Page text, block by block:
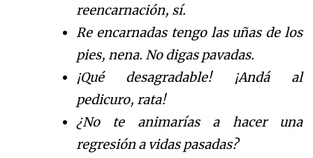
reencarnación, sí.
Re encarnadas tengo las uñas de los
pies, nena. No digas pavadas.
¡Quédesagradable! ¡Andáal
pedicuro, rata!
¿No te animarías a hacer una
regresión a vidas pasadas?